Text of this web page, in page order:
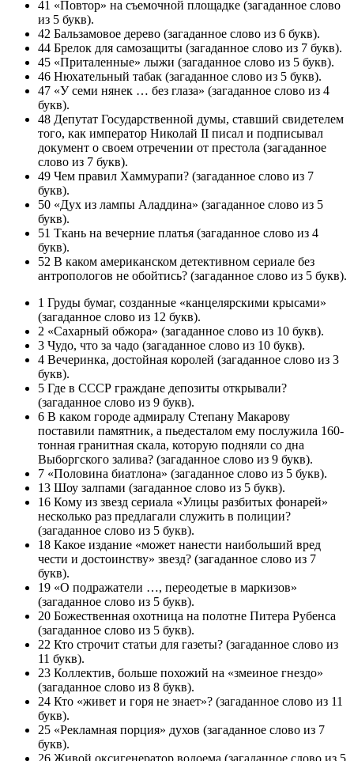
41 «Повтор» на съемочной площадке (загаданное слово
из 5 букв).
42 Бальзамовое дерево (загаданное слово из 6 букв).
44 Брелок для самозащиты (загаданное слово из 7 букв).
45 «Приталенные» лыжи (загаданное слово из 5 букв).
46 Нюхательный табак (загаданное слово из 5 букв).
47 «У семи нянек … без глаза» (загаданное слово из 4
букв).
48 Депутат Государственной думы, ставший свидетелем
того, как император Николай II писал и подписывал
документ о своем отречении от престола (загаданное
слово из 7 букв).
49 Чем правил Хаммурапи? (загаданное слово из 7
букв).
50 «Дух из лампы Аладдина» (загаданное слово из 5
букв).
51 Ткань на вечерние платья (загаданное слово из 4
букв).
52 В каком американском детективном сериале без
антропологов не обойтись? (загаданное слово из 5 букв).
1 Груды бумаг, созданные «канцелярскими крысами»
(загаданное слово из 12 букв).
2 «Сахарный обжора» (загаданное слово из 10 букв).
3 Чудо, что за чадо (загаданное слово из 10 букв).
4 Вечеринка, достойная королей (загаданное слово из 3
букв).
5 Где в СССР граждане депозиты открывали?
(загаданное слово из 9 букв).
6 В каком городе адмиралу Степану Макарову
поставили памятник, а пьедесталом ему послужила 160-
тонная гранитная скала, которую подняли со дна
Выборгского залива? (загаданное слово из 9 букв).
7 «Половина биатлона» (загаданное слово из 5 букв).
13 Шоу залпами (загаданное слово из 5 букв).
16 Кому из звезд сериала «Улицы разбитых фонарей»
несколько раз предлагали служить в полиции?
(загаданное слово из 5 букв).
18 Какое издание «может нанести наибольший вред
чести и достоинству» звезд? (загаданное слово из 7
букв).
19 «О подражатели …, переодетые в маркизов»
(загаданное слово из 5 букв).
20 Божественная охотница на полотне Питера Рубенса
(загаданное слово из 5 букв).
22 Кто строчит статьи для газеты? (загаданное слово из
11 букв).
23 Коллектив, больше похожий на «змеиное гнездо»
(загаданное слово из 8 букв).
24 Кто «живет и горя не знает»? (загаданное слово из 11
букв).
25 «Рекламная порция» духов (загаданное слово из 7
букв).
26 Живой оксигенератор водоема (загаданное слово из 5